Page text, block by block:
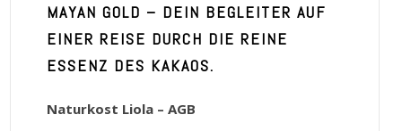
MAYAN GOLD – DEIN BEGLEITER AUF
EINER REISE DURCH DIE REINE
ESSENZ DES KAKAOS.
Naturkost Liola – AGB